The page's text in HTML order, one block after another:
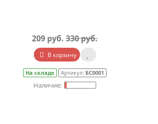
209 руб. 330 руб.
В корзину
На складе Артикул: БС0001